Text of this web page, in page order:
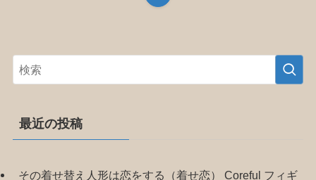
最近の投稿
その着せ替え人形は恋をする（着せ恋） Coreful フィギ